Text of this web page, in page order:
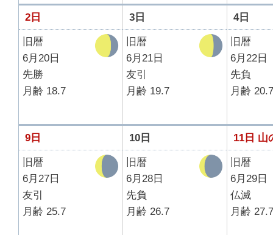
2日 3日
4日
旧暦
6月20日
先勝
月齢 18.7
旧暦
6月21日
友引
月齢 19.7
旧暦
6月22日
先負
月齢 20.7
9日 10日 11日 山
旧暦
6月27日
友引
月齢 25.7
旧暦
6月28日
先負
月齢 26.7
旧暦
6月29日
仏滅
月齢 27.7